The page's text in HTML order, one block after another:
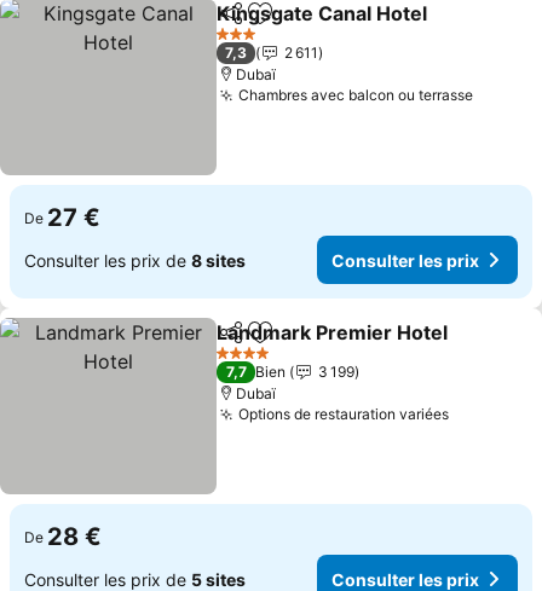
PartagerAjouter à mes favoris
Kingsgate Canal Hotel
3 Étoiles
7,3
2 611
Dubaï
Chambres avec balcon ou terrasse
De 27 €
Consulter les prix de 8 sites Consulter les prix
PartagerAjouter à mes favoris
Landmark Premier Hotel
4 Étoiles
7,7 Bien
3 199
Dubaï
Options de restauration variées
De 28 €
Consulter les prix de 5 sites Consulter les prix